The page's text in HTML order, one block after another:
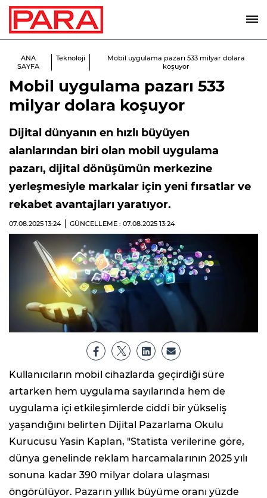
ANA
SAYFA
Teknoloji
Mobil uygulama pazarı 533 milyar dolara
koşuyor
Mobil uygulama pazarı 533
milyar dolara koşuyor
Dijital dünyanın en hızlı büyüyen
alanlarından biri olan mobil uygulama
pazarı, dijital dönüşümün merkezine
yerleşmesiyle markalar için yeni fırsatlar ve
rekabet avantajları yaratıyor.
07.08.2025 13:24 GÜNCELLEME : 07.08.2025 13:24
Kullanıcıların mobil cihazlarda geçirdiği süre
artarken hem uygulama sayılarında hem de
uygulama içi etkileşimlerde ciddi bir yükseliş
yaşandığını belirten Dijital Pazarlama Okulu
Kurucusu Yasin Kaplan, "Statista verilerine göre,
dünya genelinde reklam harcamalarının 2025 yılı
sonuna kadar 390 milyar dolara ulaşması
öngörülüyor. Pazarın yıllık büyüme oranı yüzde